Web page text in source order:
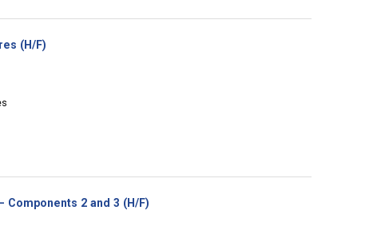
(H/F)
Components 2 and 3 (H/F)